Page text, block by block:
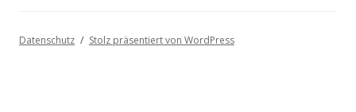
Datenschutz Stolz präsentiert von WordPress